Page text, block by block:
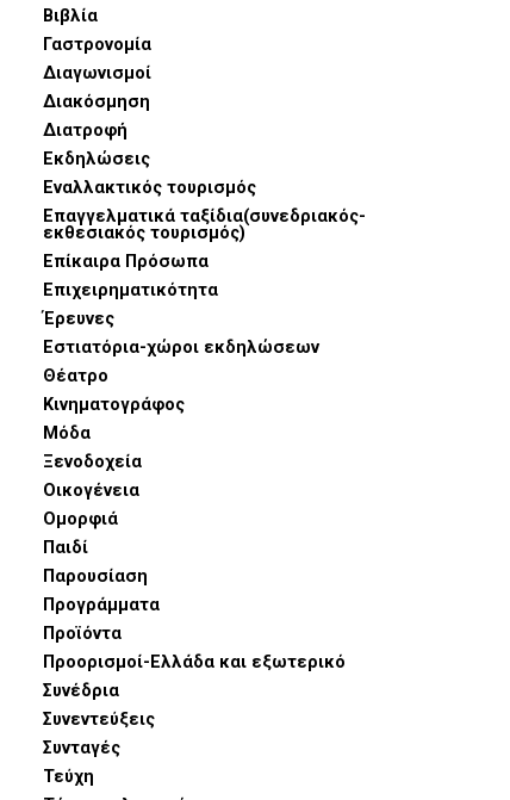
Βιβλία
Γαστρονομία
Διαγωνισμοί
Διακόσμηση
Διατροφή
Εκδηλώσεις
Εναλλακτικός τουρισμός
Επαγγελματικά ταξίδια(συνεδριακός-
εκθεσιακός τουρισμός)
Επίκαιρα Πρόσωπα
Επιχειρηματικότητα
Έρευνες
Εστιατόρια-χώροι εκδηλώσεων
Θέατρο
Κινηματογράφος
Μόδα
Ξενοδοχεία
Οικογένεια
Ομορφιά
Παιδί
Παρουσίαση
Προγράμματα
Προϊόντα
Προορισμοί-Ελλάδα και εξωτερικό
Συνέδρια
Συνεντεύξεις
Συνταγές
Τεύχη